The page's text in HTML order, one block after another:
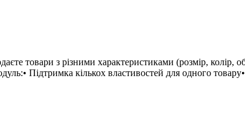
товари з різними характеристиками (розмір,
Підтримка кількох властивостей для одного